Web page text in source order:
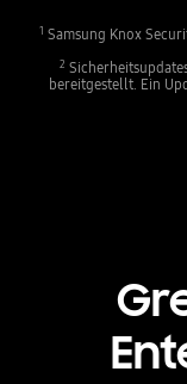
1 Samsung Knox
2
bereitgestellt. Ein